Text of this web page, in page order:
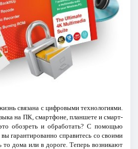
связана с цифровыми технологиями.
на ПК, смартфоне, планшете и смарт-
обозреть и обработать? С помощью
гарантированно справитесь со своими
дома или в дороге. Теперь возникают